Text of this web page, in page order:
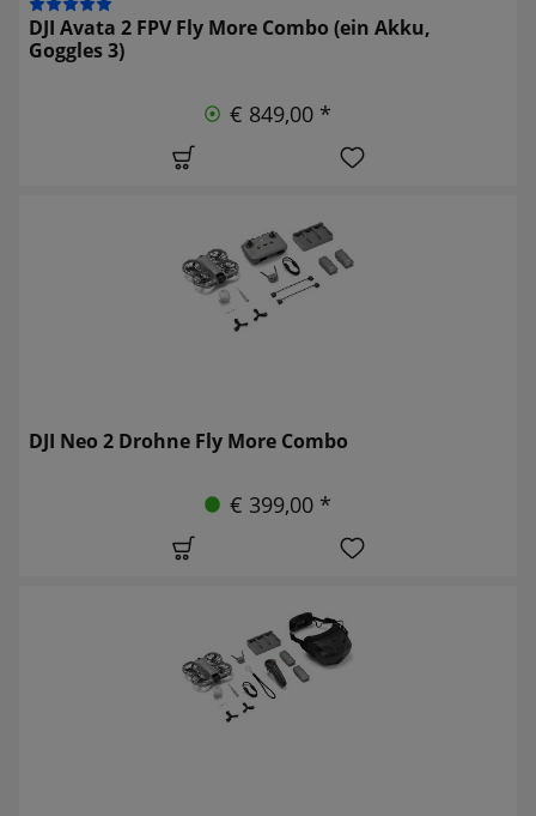
DJI Avata 2 FPV Fly More Combo (ein Akku,
Goggles 3)
€ 849,00 *
DJI Neo 2 Drohne Fly More Combo
€ 399,00 *